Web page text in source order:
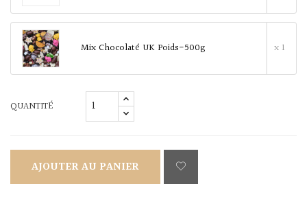
Mix Chocolaté UK Poids-500g x 1
QUANTITÉ
AJOUTER AU PANIER